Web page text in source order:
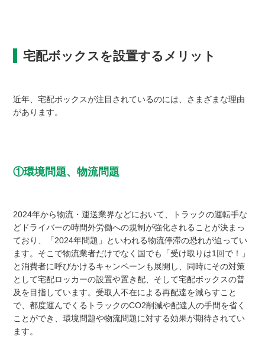
宅配ボックスを設置するメリット
近年、宅配ボックスが注目されているのには、さまざまな理由
があります。
①環境問題、物流問題
2024年から物流・運送業界などにおいて、トラックの運転手な
どドライバーの時間外労働への規制が強化されることが決まっ
ており、「2024年問題」といわれる物流停滞の恐れが迫ってい
ます。そこで物流業者だけでなく国でも「受け取りは1回で！」
と消費者に呼びかけるキャンペーンも展開し、同時にその対策
として宅配ロッカーの設置や置き配、そして宅配ボックスの普
及を目指しています。受取人不在による再配達を減らすこと
で、都度運んでくるトラックのCO2削減や配達人の手間を省く
ことができ、環境問題や物流問題に対する効果が期待されてい
ます。